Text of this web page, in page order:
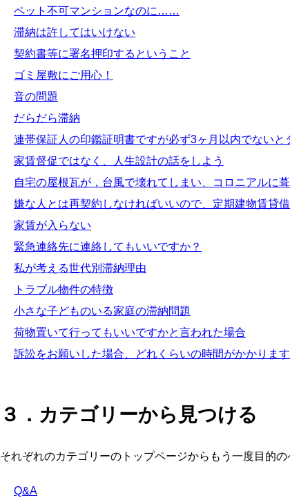
ペット不可マンションなのに……
滞納は許してはいけない
契約書等に署名押印するということ
ゴミ屋敷にご用心！
音の問題
だらだら滞納
連帯保証人の印鑑証明書ですが必ず3ヶ月以内でないと
家賃督促ではなく、人生設計の話をしよう
自宅の屋根瓦が，台風で壊れてしまい、コロニアルに
嫌な人とは再契約しなければいいので、定期建物賃貸
家賃が入らない
緊急連絡先に連絡してもいいですか？
私が考える世代別滞納理由
トラブル物件の特徴
小さな子どものいる家庭の滞納問題
荷物置いて行ってもいいですかと言われた場合
訴訟をお願いした場合、どれくらいの時間がかかります
３．カテゴリーから見つける
それぞれのカテゴリーのトップページからもう一度目的
Q&A